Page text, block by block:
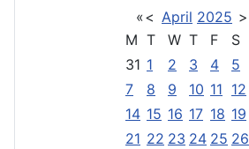
«< April 2025 >
M T W T F S
31 1 2 3 4 5
7
8 9 10 11 12
14 15 16 17 18 19
21 22 23 24 25 26